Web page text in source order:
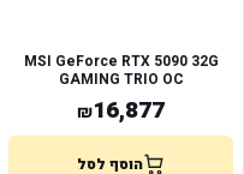
MSI GeForce RTX 5090 32G
GAMING TRIO OC
₪16,877
הוסף לסל